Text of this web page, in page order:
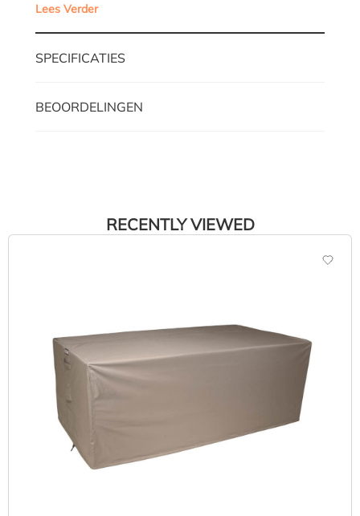
Lees Verder
SPECIFICATIES
BEOORDELINGEN
RECENTLY VIEWED